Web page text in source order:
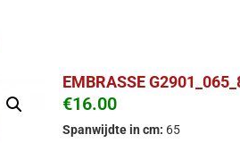
EMBRASSE
€16.00
Spanwijdte in cm: 65